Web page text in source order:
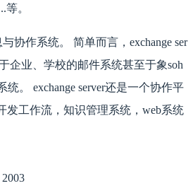
。
与协作系统。 简单而言，exchange ser
企业、学校的邮件系统甚至于象soh
统。 exchange server还是一个协作平
发工作流，知识管理系统，web系统
2003